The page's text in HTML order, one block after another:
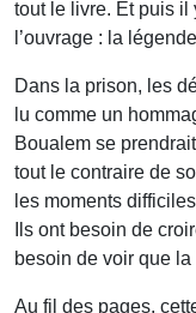
tout le livre. Et puis il
l’ouvrage : la
Dans la prison, les
lu comme un
Boualem se
tout le contraire de
les moments
Ils ont besoin de
besoin de voir que
Au fil des pages,